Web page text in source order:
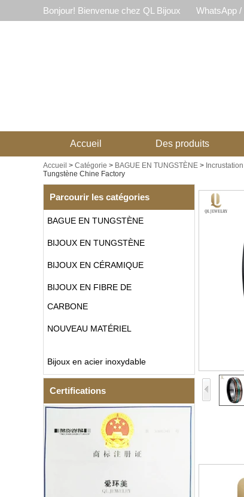
Bonjour! Bienvenue chez QL Bijoux WhatsApp /
Accueil Des produits
Accueil > Catégorie > BAGUE EN TUNGSTÈNE >
Tungstène Chine Factory
Parcourir les catégories
BAGUE EN TUNGSTÈNE
BIJOUX EN TUNGSTÈNE
BIJOUX EN CÉRAMIQUE
BIJOUX EN FIBRE DE
CARBONE
NOUVEAU MATÉRIEL
Bijoux en acier inoxydable
Certifications